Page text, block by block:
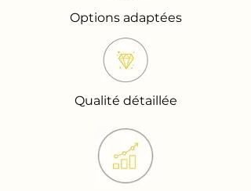
Options adaptées
Qualité détaillée